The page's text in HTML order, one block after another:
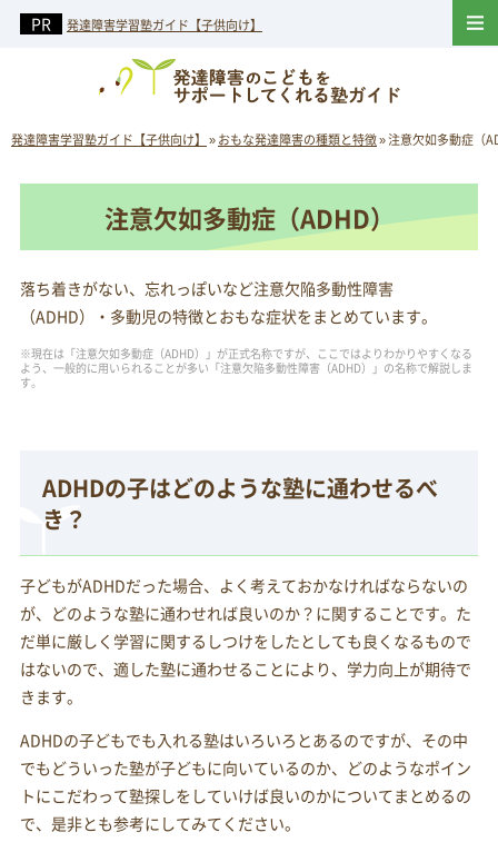
発達障害学習塾ガイド【子供向け】
発達障害学習塾ガイド【子供向け】 »おもな発達障害の種類と特徴»注意欠如多動症（
注意欠如多動症（ADHD）
落ち着きがない、忘れっぽいなど注意欠陥多動性障害
（ADHD）・多動児の特徴とおもな症状をまとめています。
※現在は「注意欠如多動症（ADHD）」が正式名称ですが、ここではよりわかりやすくなる
よう、一般的に用いられることが多い「注意欠陥多動性障害（ADHD）」の名称で解説しま
す。
ADHDの子はどのような塾に通わせるべ
き？
子どもがADHDだった場合、よく考えておかなければならないの
が、どのような塾に通わせれば良いのか？に関することです。た
だ単に厳しく学習に関するしつけをしたとしても良くなるもので
はないので、適した塾に通わせることにより、学力向上が期待で
きます。
ADHDの子どもでも入れる塾はいろいろとあるのですが、その中
でもどういった塾が子どもに向いているのか、どのようなポイン
トにこだわって塾探しをしていけば良いのかについてまとめるの
で、是非とも参考にしてみてください。